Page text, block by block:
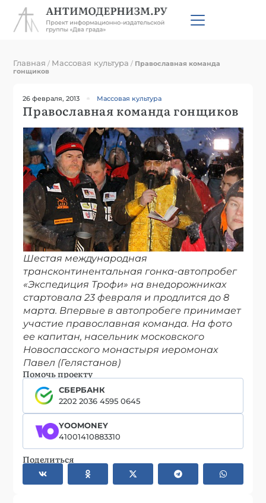
Главная / Массовая культура / Православная команда
гонщиков
26 февраля, 2013 Массовая культура
Православная команда гонщиков
Шестая международная
трансконтинентальная гонка-автопробег
«Экспедиция Трофи» на внедорожниках
стартовала 23 февраля и продлится до 8
марта. Впервые в автопробеге принимает
участие православная команда. На фото
ее капитан, насельник московского
Новоспасского монастыря иеромонах
Павел (Гелястанов)
Помочь проекту
СБЕРБАНК
2202 2036 4595 0645
YOOMONEY
41001410883310
Поделиться